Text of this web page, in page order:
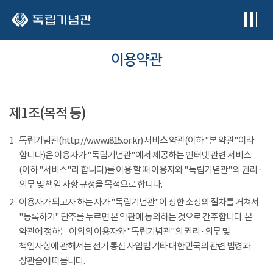
이용약관
제1조(목적 등)
1 독립기념관(http://www.i815.or.kr) 서비스 약관(이하 "본 약관"이라
합니다)은 이용자가 "독립기념관"에서 제공하는 인터넷 관련 서비스
(이하 "서비스"라 합니다)를 이용 할 때 이용자와 "독립기념관"의 권리 ·
의무 및 책임 사항 규정을 목적으로 합니다.
2 이용자가 되고자 하는 자가 "독립기념관"이 정한 소정의 절차를 거쳐서
"등록하기" 단추를 누르면 본 약관에 동의하는 것으로 간주합니다. 본
약관에 정하는 이외의 이용자와 "독립기념관"의 권리 · 의무 및
책임사항에 관해서는 전기 통신 사업법 기타 대한민국의 관련 법령과
상관습에 따릅니다.